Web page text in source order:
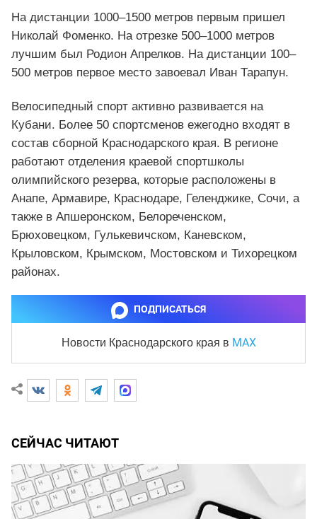
На дистанции 1000–1500 метров первым пришел
Николай Фоменко. На отрезке 500–1000 метров
лучшим был Родион Апрелков. На дистанции 100–
500 метров первое место завоевал Иван Тарапун.
Велосипедный спорт активно развивается на
Кубани. Более 50 спортсменов ежегодно входят в
состав сборной Краснодарского края. В регионе
работают отделения краевой спортшколы
олимпийского резерва, которые расположены в
Анапе, Армавире, Краснодаре, Геленджике, Сочи, а
также в Апшеронском, Белореченском,
Брюховецком, Гулькевичском, Каневском,
Крыловском, Крымском, Мостовском и Тихорецком
районах.
ПОДПИСАТЬСЯ
Новости Краснодарского края в MAX
СЕЙЧАС ЧИТАЮТ